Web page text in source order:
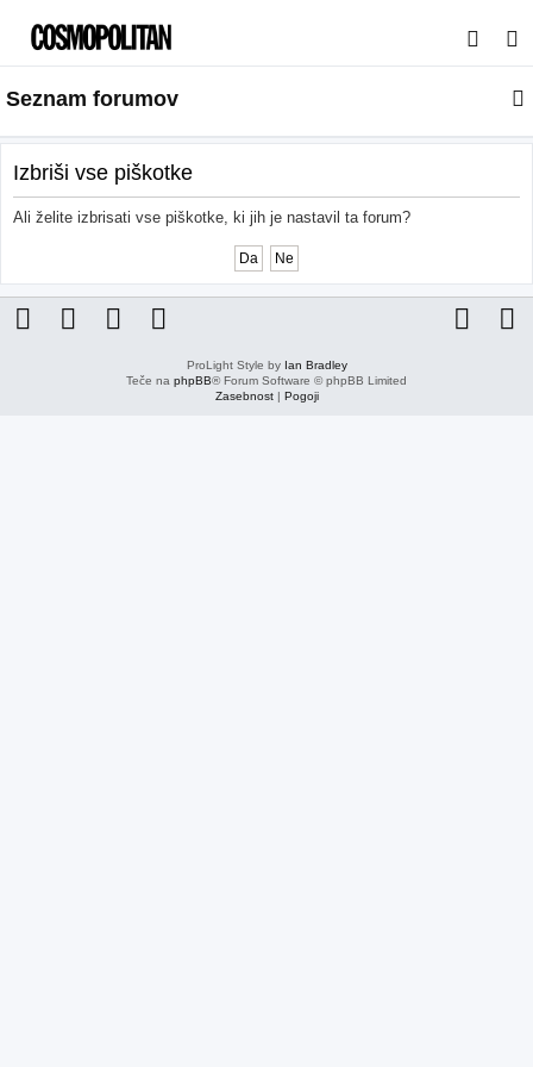
s
a
j
Seznam forumov
Izbriši vse piškotke
Ali želite izbrisati vse piškotke, ki jih je nastavil ta forum?
ProLight Style by Ian Bradley
Teče na phpBB® Forum Software © phpBB Limited
Zasebnost| Pogoji